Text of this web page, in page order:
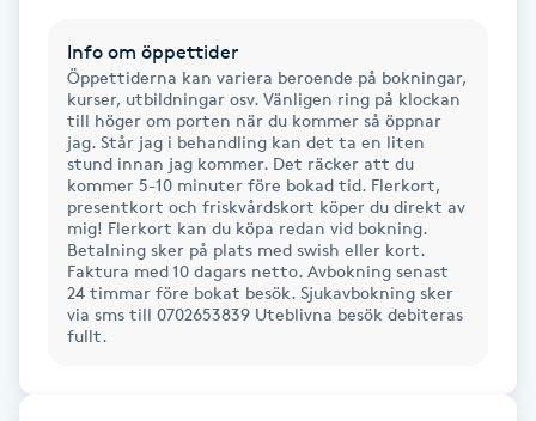
Hudföryngring
Huduppstramning
Hudvård
Hyaluronsyra
Info om öppettider
Öppettiderna kan variera beroende på bokningar,
kurser, utbildningar osv. Vänligen ring på klockan
till höger om porten när du kommer så öppnar
jag. Står jag i behandling kan det ta en liten
stund innan jag kommer. Det räcker att du
kommer 5-10 minuter före bokad tid. Flerkort,
presentkort och friskvårdskort köper du direkt av
mig! Flerkort kan du köpa redan vid bokning.
Betalning sker på plats med swish eller kort.
Faktura med 10 dagars netto. Avbokning senast
24 timmar före bokat besök. Sjukavbokning sker
via sms till 0702653839 Uteblivna besök debiteras
fullt.